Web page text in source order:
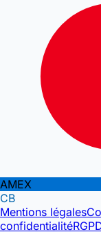
AMEX
CB
Mentions légales
confidentialité